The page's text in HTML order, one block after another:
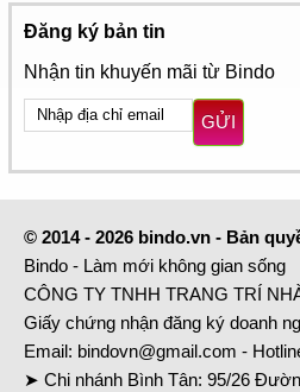
Đăng ký bản tin
Nhận tin khuyến mãi từ Bindo
GỬI
© 2014 - 2026 bindo.vn - Bản
Bindo - Làm mới không gian sống
CÔNG TY TNHH TRANG TRÍ
Giấy chứng nhận đăng ký doanh
Email: bindovn@gmail.com -
➤ Chi nhánh Bình Tân: 95/26